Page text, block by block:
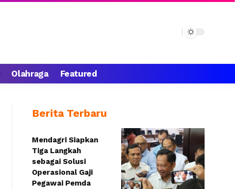
Olahraga Featured
Berita Terbaru
Mendagri Siapkan
Tiga Langkah
sebagai Solusi
Operasional Gaji
Pegawai Pemda